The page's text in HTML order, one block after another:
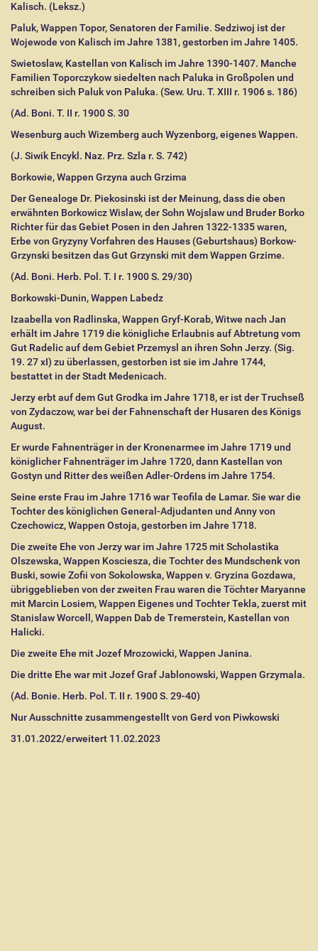
Kalisch. (Leksz.)
Paluk, Wappen Topor, Senatoren der Familie. Sedziwoj ist der
Wojewode von Kalisch im Jahre 1381, gestorben im Jahre 1405.
Swietoslaw, Kastellan von Kalisch im Jahre 1390-1407. Manche
Familien Toporczykow siedelten nach Paluka in Großpolen und
schreiben sich Paluk von Paluka. (Sew. Uru. T. XIII r. 1906 s. 186)
(Ad. Boni. T. II r. 1900 S. 30
Wesenburg auch Wizemberg auch Wyzenborg, eigenes Wappen.
(J. Siwik Encykl. Naz. Prz. Szla r. S. 742)
Borkowie, Wappen Grzyna auch Grzima
Der Genealoge Dr. Piekosinski ist der Meinung, dass die oben
erwähnten Borkowicz Wislaw, der Sohn Wojslaw und Bruder Borko
Richter für das Gebiet Posen in den Jahren 1322-1335 waren,
Erbe von Gryzyny Vorfahren des Hauses (Geburtshaus) Borkow-
Grzynski besitzen das Gut Grzynski mit dem Wappen Grzime.
(Ad. Boni. Herb. Pol. T. I r. 1900 S. 29/30)
Borkowski-Dunin, Wappen Labedz
Izaabella von Radlinska, Wappen Gryf-Korab, Witwe nach Jan
erhält im Jahre 1719 die königliche Erlaubnis auf Abtretung vom
Gut Radelic auf dem Gebiet Przemysl an ihren Sohn Jerzy. (Sig.
19. 27 xI) zu überlassen, gestorben ist sie im Jahre 1744,
bestattet in der Stadt Medenicach.
Jerzy erbt auf dem Gut Grodka im Jahre 1718, er ist der Truchseß
von Zydaczow, war bei der Fahnenschaft der Husaren des Königs
August.
Er wurde Fahnenträger in der Kronenarmee im Jahre 1719 und
königlicher Fahnenträger im Jahre 1720, dann Kastellan von
Gostyn und Ritter des weißen Adler-Ordens im Jahre 1754.
Seine erste Frau im Jahre 1716 war Teofila de Lamar. Sie war die
Tochter des königlichen General-Adjudanten und Anny von
Czechowicz, Wappen Ostoja, gestorben im Jahre 1718.
Die zweite Ehe von Jerzy war im Jahre 1725 mit Scholastika
Olszewska, Wappen Kosciesza, die Tochter des Mundschenk von
Buski, sowie Zofii von Sokolowska, Wappen v. Gryzina Gozdawa,
übriggeblieben von der zweiten Frau waren die Töchter Maryanne
mit Marcin Losiem, Wappen Eigenes und Tochter Tekla, zuerst mit
Stanislaw Worcell, Wappen Dab de Tremerstein, Kastellan von
Halicki.
Die zweite Ehe mit Jozef Mrozowicki, Wappen Janina.
Die dritte Ehe war mit Jozef Graf Jablonowski, Wappen Grzymala.
(Ad. Bonie. Herb. Pol. T. II r. 1900 S. 29-40)
Nur Ausschnitte zusammengestellt von Gerd von Piwkowski
31.01.2022/erweitert 11.02.2023